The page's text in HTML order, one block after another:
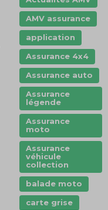
AMV assurance
application
Assurance 4x4
Assurance auto
Assurance
légende
Assurance
moto
Assurance
véhicule
collection
balade moto
carte grise